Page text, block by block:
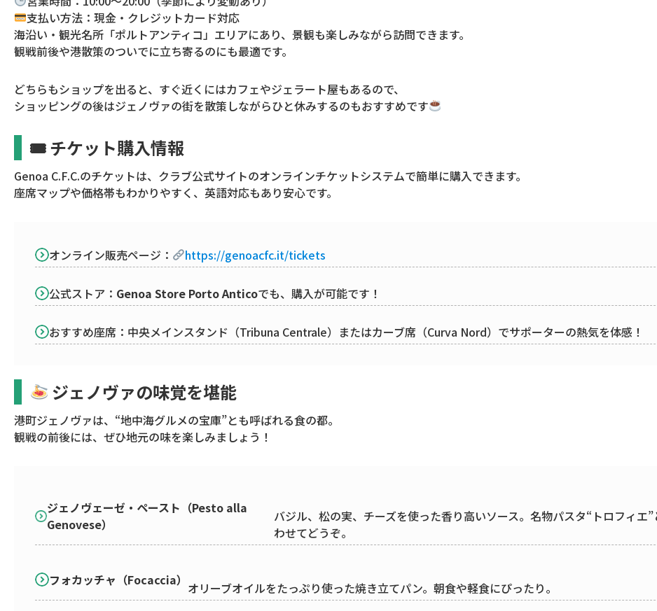
支払い方法：現金・クレジットカード対応
海沿い・観光名所「ポルトアンティコ」エリアにあり、景観も楽しみながら訪問できます。
観戦前後や港散策のついでに立ち寄るのにも最適です。
どちらもショップを出ると、すぐ近くにはカフェやジェラート屋もあるので、
ショッピングの後はジェノヴァの街を散策しながらひと休みするのもおすすめです
🎟 チケット購入情報
Genoa C.F.C.のチケットは、クラブ公式サイトのオンラインチケットシステムで簡単に購入できます。
座席マップや価格帯もわかりやすく、英語対応もあり安心です。
オンライン販売ページ： https://genoacfc.it/tickets
公式ストア： Genoa Store Porto Anticoでも、購入が可能です！
おすすめ座席：中央メインスタンド（Tribuna Centrale）またはカーブ席（Curva Nord）でサポーターの熱気を体感！
ジェノヴァの味覚を堪能
港町ジェノヴァは、“地中海グルメの宝庫”とも呼ばれる食の都。
観戦の前後には、ぜひ地元の味を楽しみましょう！
ジェノヴェーゼ・ペースト（Pesto alla
Genovese）
バジル、松の実、チーズを使った香り高いソース。名物パスタ“トロフィエ”
わせてどうぞ。
フォカッチャ（Focaccia） オリーブオイルをたっぷり使った焼き立てパン。朝食や軽食にぴったり。